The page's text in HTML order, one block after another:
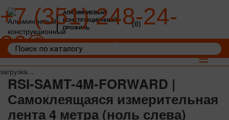
загрузка...
АЛЮМИНИЕВЫЙ
КОНСТРУКЦИОННЫЙ
ПРОФИЛЬ
+7 (351) 248-24-
36
(0)
Toggle
RSI-SAMT-4M-FORWARD |
Самоклеящаяся измерительная
лента 4 метра (ноль слева)